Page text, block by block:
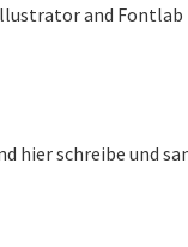
and Fontlab
hier schreibe und